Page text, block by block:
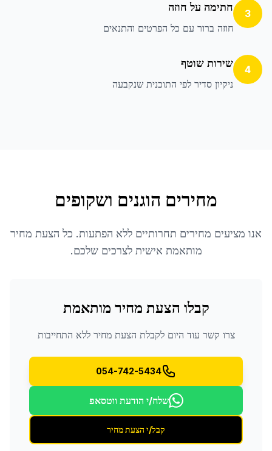
3 חתימה על חוזה
חוזה ברור עם כל הפרטים והתנאים
4 שירות שוטף
ניקיון סדיר לפי התוכנית שנקבעה
מחירים הוגנים ושקופים
אנו מציעים מחירים תחרותיים ללא הפתעות. כל הצעת מחיר
מותאמת אישית לצרכים שלכם.
קבלו הצעת מחיר מותאמת
צרו קשר עוד היום לקבלת הצעת מחיר ללא התחייבות
054-742-5434
שלח/י הודעת ווטסאפ
קבל/י הצעת מחיר